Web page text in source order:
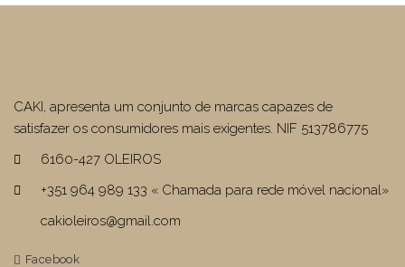
CAKI, apresenta um conjunto de marcas capazes de
satisfazer os consumidores mais exigentes. NIF 513786775
6160-427 OLEIROS
+351 964 989 133 « Chamada para rede móvel nacional»
cakioleiros@gmail.com
Facebook